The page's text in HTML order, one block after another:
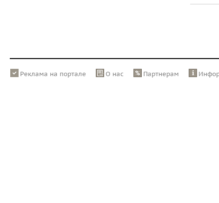
Реклама на портале О нас Партнерам